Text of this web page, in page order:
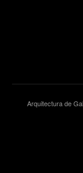
Arquitectura de